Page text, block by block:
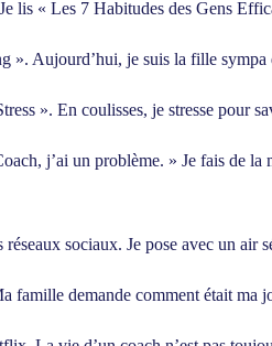
lis « Les 7 Habitudes des Gens
». Aujourd’hui, je suis la fille
». En coulisses, je stresse pour
j’ai un problème. » Je fais de
réseaux sociaux. Je pose avec un
famille demande comment était ma